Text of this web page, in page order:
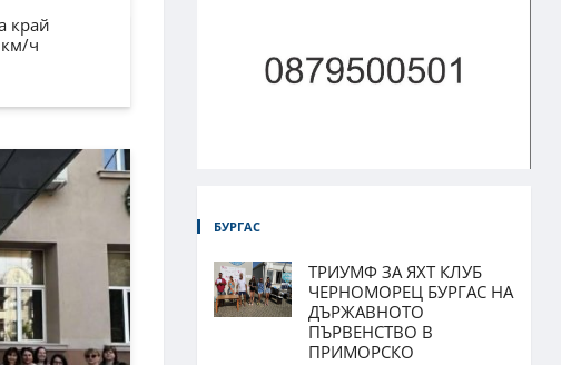
край
км/ч
БУРГАС
ТРИУМФ ЗА ЯХТ КЛУБ
ЧЕРНОМОРЕЦ БУРГАС НА
ДЪРЖАВНОТО
ПЪРВЕНСТВО В
ПРИМОРСКО